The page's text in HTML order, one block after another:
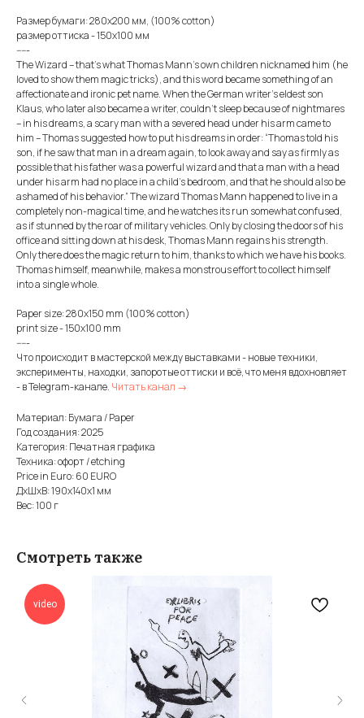
Размер бумаги: 280х200 мм, (100% cotton)
размер оттиска - 150х100 мм
-----
The Wizard – that’s what Thomas Mann’s own children nicknamed him (he
loved to show them magic tricks), and this word became something of an
affectionate and ironic pet name. When the German writer’s eldest son
Klaus, who later also became a writer, couldn’t sleep because of nightmares
– in his dreams, a scary man with a severed head under his arm came to
him – Thomas suggested how to put his dreams in order: “Thomas told his
son, if he saw that man in a dream again, to look away and say as firmly as
possible that his father was a powerful wizard and that a man with a head
under his arm had no place in a child’s bedroom, and that he should also be
ashamed of his behavior.” The wizard Thomas Mann happened to live in a
completely non-magical time, and he watches its run somewhat confused,
as if stunned by the roar of military vehicles. Only by closing the doors of his
office and sitting down at his desk, Thomas Mann regains his strength.
Only there does the magic return to him, thanks to which we have his books.
Thomas himself, meanwhile, makes a monstrous effort to collect himself
into a single whole.
Paper size: 280x150 mm (100% cotton)
print size - 150х100 mm
-----
Что происходит в мастерской между выставками - новые техники,
эксперименты, находки, запоротые оттиски и всё, что меня вдохновляет
- в Telegram-канале. Читать канал →
Материал: Бумага / Paper
Год создания: 2025
Категория: Печатная графика
Техника: офорт / etching
Price in Euro: 60 EURO
ДxШxВ: 190x140x1 мм
Вес: 100 г
Смотреть также
video